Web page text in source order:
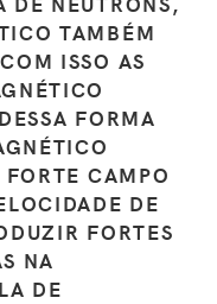
TAMBÉM
ISSO AS
FORMA
CAMPO
DE
FORTES
NA
DE